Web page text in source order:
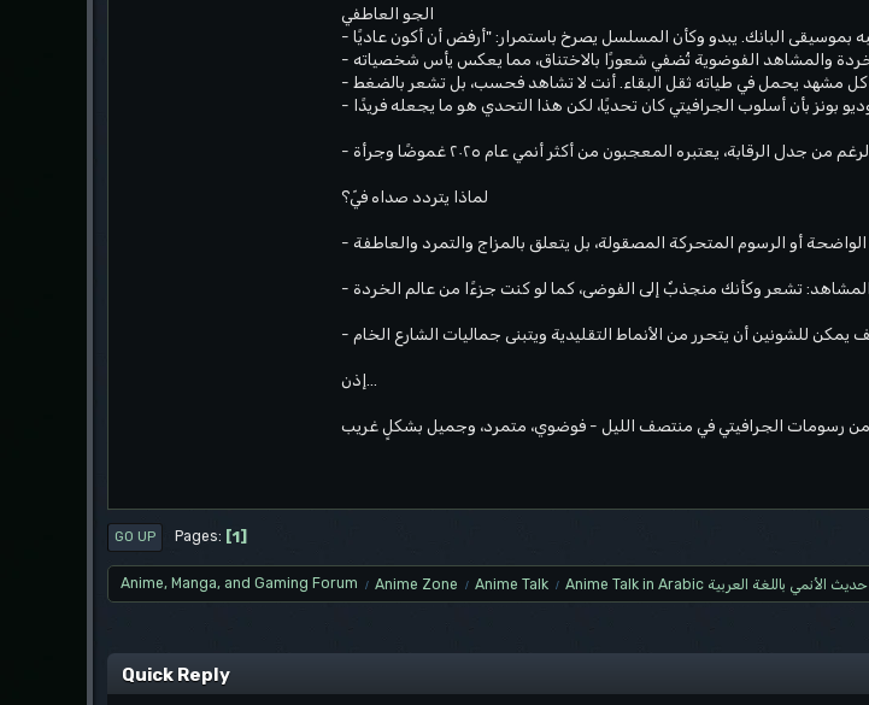
الجو العاطفي
لماذا يتردد صداه فيّ؟
GO UP Pages 1
Anime, Manga, and Gaming Forum / Anime Zone / Anime Talk / Anime Talk in Arabic حديث الأنمي باللغة العربية
Quick Reply